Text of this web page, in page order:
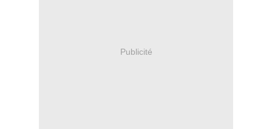
Publicité